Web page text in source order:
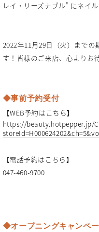
レイ・リーズナブル” にネイ
2022年11月29日（火）まで
す！皆様のご来店、心よりお
◆事前予約受付
【WEB予約はこちら】
https://beauty.hotpepper.jp/
【電話予約はこちら】
047-460-9700
◆オープニングキャンペ